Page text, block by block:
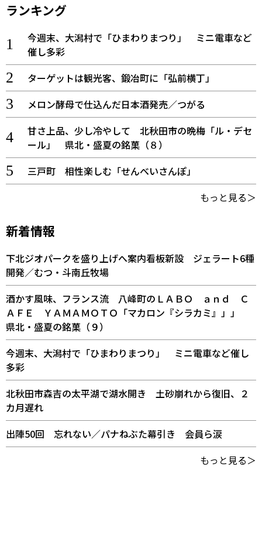
ランキング
今週末、大潟村で「ひまわりまつり」 ミニ電車など
催し多彩
ターゲットは観光客、鍛冶町に「弘前横丁」
メロン酵母で仕込んだ日本酒発売／つがる
甘さ上品、少し冷やして 北秋田市の晩梅「ル・デセ
ール」 県北・盛夏の銘菓（８）
三戸町 相性楽しむ「せんべいさんぽ」
もっと見る＞
新着情報
下北ジオパークを盛り上げへ案内看板新設 ジェラート6種
開発／むつ・斗南丘牧場
酒かす風味、フランス流 八峰町のＬＡＢＯ ａｎｄ Ｃ
ＡＦＥ ＹＡＭＡＭＯＴＯ「マカロン『シラカミ』」」
県北・盛夏の銘菓（９）
今週末、大潟村で「ひまわりまつり」 ミニ電車など催し
多彩
北秋田市森吉の太平湖で湖水開き 土砂崩れから復旧、２
カ月遅れ
出陣50回 忘れない／パナねぶた幕引き 会員ら涙
もっと見る＞